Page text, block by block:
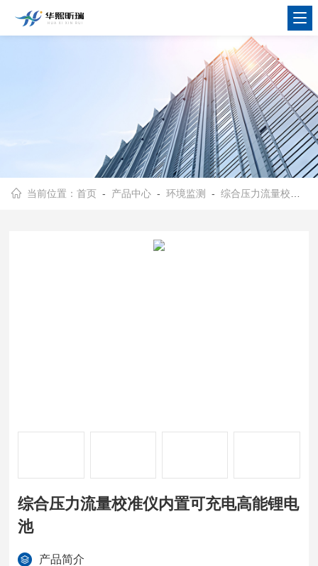
当前位置：首页 - 产品中心 -环境监测 -综合压力流量校准仪
综合压力流量校准仪内置可充电高能锂电
池
产品简介